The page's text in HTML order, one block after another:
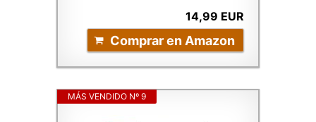
14,99 EUR
Comprar en Amazon
MÁS VENDIDO Nº 9